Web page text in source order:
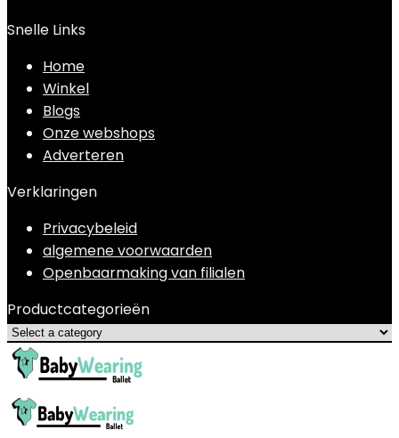
Snelle Links
Home
Winkel
Blogs
Onze webshops
Adverteren
Verklaringen
Privacybeleid
algemene voorwaarden
Openbaarmaking van filialen
Productcategorieën